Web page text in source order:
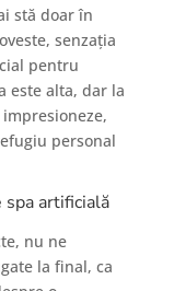
stă doar în
senzația
pentru
este alta, dar la
personal
spa artificială
nu ne
la final, ca